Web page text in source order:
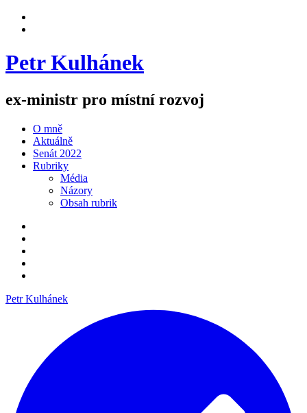
Skip
Petr Kulhánek
ex-ministr pro místní rozvoj
O mně
Aktuálně
Senát 2022
Rubriky
Média
Názory
Obsah rubrik
Petr Kulhánek